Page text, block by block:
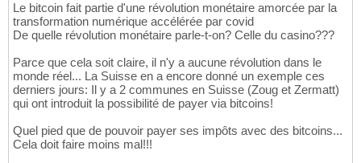
Le bitcoin fait partie d'une révolution monétaire amorcée par la
transformation numérique accélérée par covid
De quelle révolution monétaire parle-t-on? Celle du casino???
Parce que cela soit claire, il n'y a aucune révolution dans le
monde réel... La Suisse en a encore donné un exemple ces
derniers jours: Il y a 2 communes en Suisse (Zoug et Zermatt)
qui ont introduit la possibilité de payer via bitcoins!
Quel pied que de pouvoir payer ses impôts avec des bitcoins...
Cela doit faire moins mal!!!